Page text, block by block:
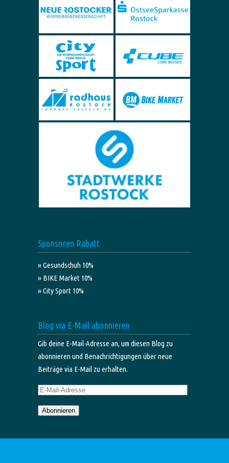
Sponsoren Rabatt
» Gesundschuh 10%
» BIKE Market 10%
» City Sport 10%
Blog via E-Mail abonnieren
Gib deine E-Mail-Adresse an, um diesen Blog zu
abonnieren und Benachrichtigungen über neue
Beiträge via E-Mail zu erhalten.
E-
Adresse
Abonnieren